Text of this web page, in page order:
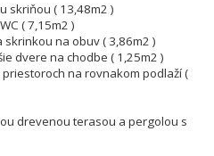
skriňou ( 13,48m2 )
( 7,15m2 )
na obuv ( 3,86m2 )
dvere na chodbe ( 1,25m2 )
na rovnakom podlaží (
drevenou terasou a pergolou s